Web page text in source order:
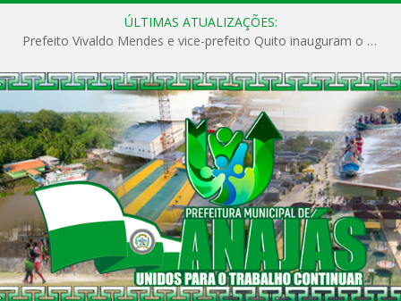
ÚLTIMAS ATUALIZAÇÕES:
Prefeito Vivaldo Mendes e vice-prefeito Quito inauguram o CAPS e fortalecem a saúde pública em Anajás.